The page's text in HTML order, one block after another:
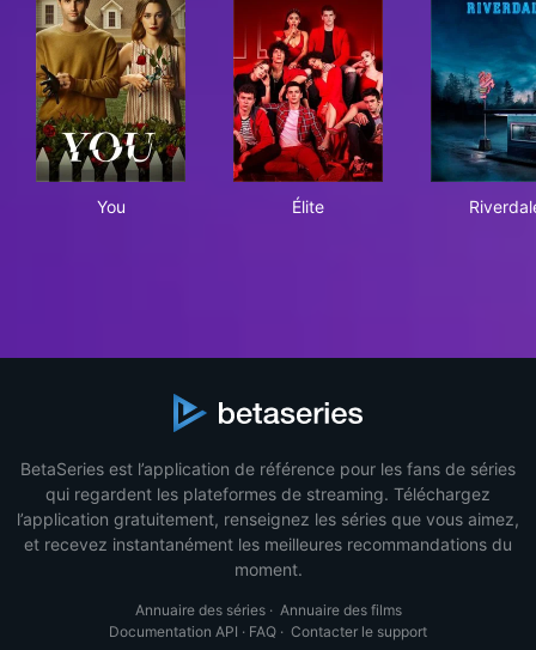
You Élite
BetaSeries est l’application de référence pour les fans de séries
qui regardent les plateformes de streaming. Téléchargez
l’application gratuitement, renseignez les séries que vous aimez,
et recevez instantanément les meilleures recommandations du
moment.
Annuaire des séries· Annuaire des films
Documentation API · FAQ · Contacter le support